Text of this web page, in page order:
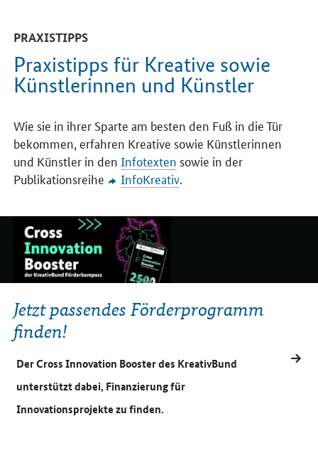
PRAXISTIPPS
Praxistipps für Kreative sowie
Künstlerinnen und Künstler
Wie sie in ihrer Sparte am besten den Fuß in die Tür
bekommen, erfahren Kreative sowie Künstlerinnen
und Künstler in denInfotexten sowie in der
Publikationsreihe
InfoKreativ.
Jetzt passendes Förderprogramm
finden!
Der Cross Innovation Booster des KreativBund
unterstützt dabei, Finanzierung für
Innovationsprojekte zu finden.